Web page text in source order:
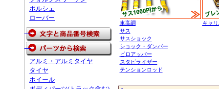
車高調
サス
サスショック
ショック・ダンパー
ピロアッパー
スタビライザー
テンションロッド
キャ
ポルシェ
ローバー
アルミ・アルミタイヤ
タイヤ
ホイール